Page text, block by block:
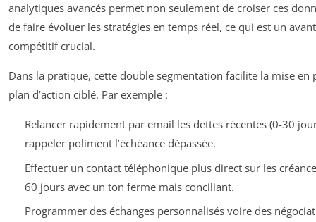
analytiques avancés permet non seulement de croiser ces
de faire évoluer les stratégies en temps réel, ce qui est un
compétitif crucial.
Dans la pratique, cette double segmentation facilite la mise en
plan d’action ciblé. Par exemple :
Relancer rapidement par email les dettes récentes (0-30
rappeler poliment l’échéance dépassée.
Effectuer un contact téléphonique plus direct sur les
60 jours avec un ton ferme mais conciliant.
Programmer des échanges personnalisés voire des